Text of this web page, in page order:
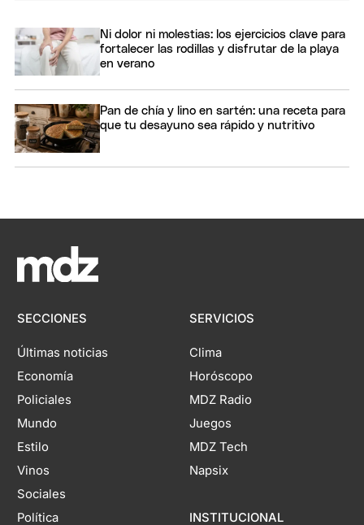
Ni dolor ni molestias: los ejercicios clave para
fortalecer las rodillas y disfrutar de la playa
en verano
Pan de chía y lino en sartén: una receta para
que tu desayuno sea rápido y nutritivo
SECCIONES
Últimas noticias
Economía
Policiales
Mundo
Estilo
Vinos
Sociales
Política
SERVICIOS
Clima
Horóscopo
MDZ Radio
Juegos
MDZ Tech
Napsix
INSTITUCIONAL